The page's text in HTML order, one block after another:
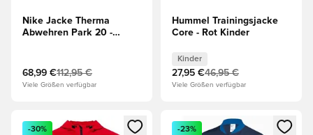
Nike Jacke Therma
Abwehren Park 20 -
68,99 €112,95 €
Viele Größen verfügbar
Hummel Trainingsjacke
Core - Rot Kinder
Kinder
27,95 €46,95 €
Viele Größen verfügbar
Öffnet ein neues Fenster zum Anmelden oder Registrieren
-30%
Öffnet ein neues Fenster
-23%